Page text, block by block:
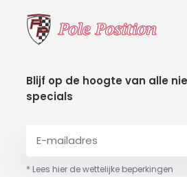
Blijf op de hoogte van alle
specials
* Lees hier de wettelijke beperkingen